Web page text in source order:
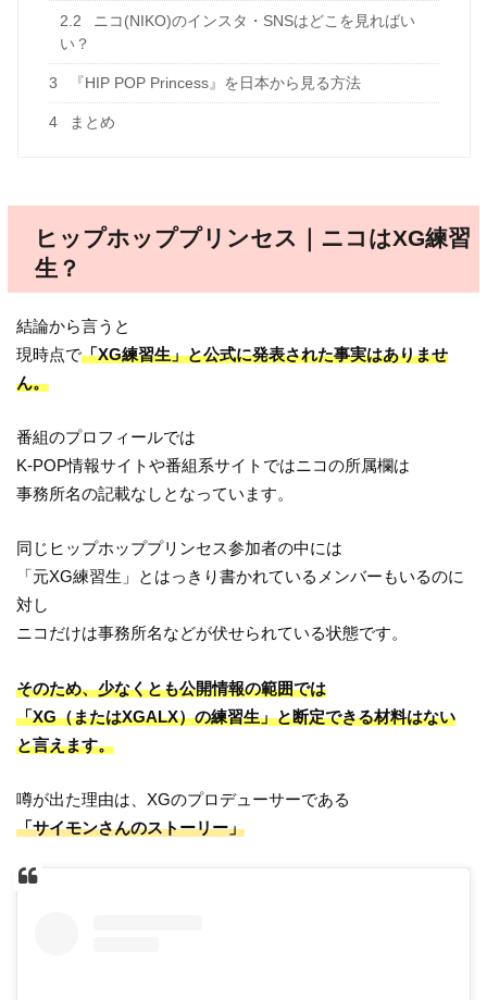
2.2
ニコ(NIKO)のインスタ・SNSはどこを見ればい
い？
3 『HIP POP Princess』を日本から見る方法
4 まとめ
ヒップホッププリンセス｜ニコはXG練習
生？
結論から言うと
現時点で「XG練習生」と公式に発表された事実はありませ
ん。
番組のプロフィールでは
K-POP情報サイトや番組系サイトではニコの所属欄は
事務所名の記載なしとなっています。
同じヒップホッププリンセス参加者の中には
「元XG練習生」とはっきり書かれているメンバーもいるのに
対し
ニコだけは事務所名などが伏せられている状態です。
そのため、少なくとも公開情報の範囲では
「XG（またはXGALX）の練習生」と断定できる材料はない
と言えます。
噂が出た理由は、XGのプロデューサーである
「サイモンさんのストーリー」